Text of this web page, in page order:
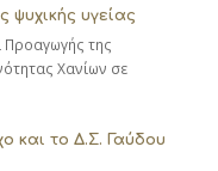
ψυχικής υγείας
Προαγωγής της
Χανίων σε
και το Δ.Σ. Γαύδου